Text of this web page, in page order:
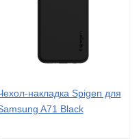
накладка Spigen для
A71 Black